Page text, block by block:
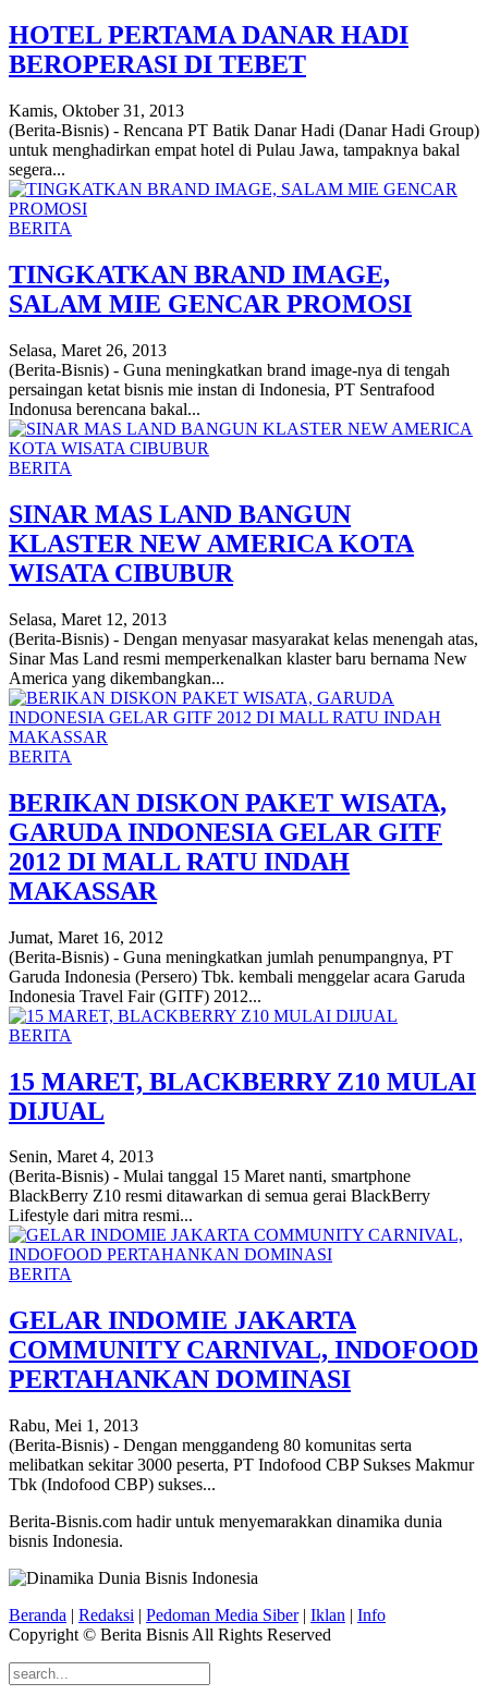
HOTEL PERTAMA DANAR HADI
BEROPERASI DI TEBET
Kamis, Oktober 31, 2013
(Berita-Bisnis) - Rencana PT Batik Danar Hadi (Danar Hadi Group)
untuk menghadirkan empat hotel di Pulau Jawa, tampaknya bakal
segera...
BERITA
TINGKATKAN BRAND IMAGE,
SALAM MIE GENCAR PROMOSI
Selasa, Maret 26, 2013
(Berita-Bisnis) - Guna meningkatkan brand image-nya di tengah
persaingan ketat bisnis mie instan di Indonesia, PT Sentrafood
Indonusa berencana bakal...
BERITA
SINAR MAS LAND BANGUN
KLASTER NEW AMERICA KOTA
WISATA CIBUBUR
Selasa, Maret 12, 2013
(Berita-Bisnis) - Dengan menyasar masyarakat kelas menengah atas,
Sinar Mas Land resmi memperkenalkan klaster baru bernama New
America yang dikembangkan...
BERITA
BERIKAN DISKON PAKET WISATA,
GARUDA INDONESIA GELAR GITF
2012 DI MALL RATU INDAH
MAKASSAR
Jumat, Maret 16, 2012
(Berita-Bisnis) - Guna meningkatkan jumlah penumpangnya, PT
Garuda Indonesia (Persero) Tbk. kembali menggelar acara Garuda
Indonesia Travel Fair (GITF) 2012...
BERITA
15 MARET, BLACKBERRY Z10 MULAI
DIJUAL
Senin, Maret 4, 2013
(Berita-Bisnis) - Mulai tanggal 15 Maret nanti, smartphone
BlackBerry Z10 resmi ditawarkan di semua gerai BlackBerry
Lifestyle dari mitra resmi...
BERITA
GELAR INDOMIE JAKARTA
COMMUNITY CARNIVAL, INDOFOOD
PERTAHANKAN DOMINASI
Rabu, Mei 1, 2013
(Berita-Bisnis) - Dengan menggandeng 80 komunitas serta
melibatkan sekitar 3000 peserta, PT Indofood CBP Sukses Makmur
Tbk (Indofood CBP) sukses...
Berita-Bisnis.com hadir untuk menyemarakkan dinamika dunia
bisnis Indonesia.
Beranda | Redaksi | Pedoman Media Siber| Iklan | Info
Copyright © Berita Bisnis All Rights Reserved